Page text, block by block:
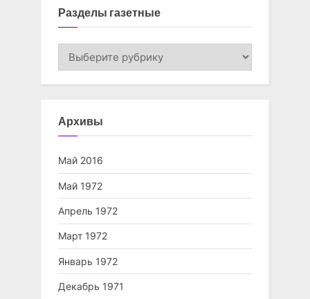
Разделы газетные
Разделы
газетные
Архивы
Май 2016
Май 1972
Апрель 1972
Март 1972
Январь 1972
Декабрь 1971